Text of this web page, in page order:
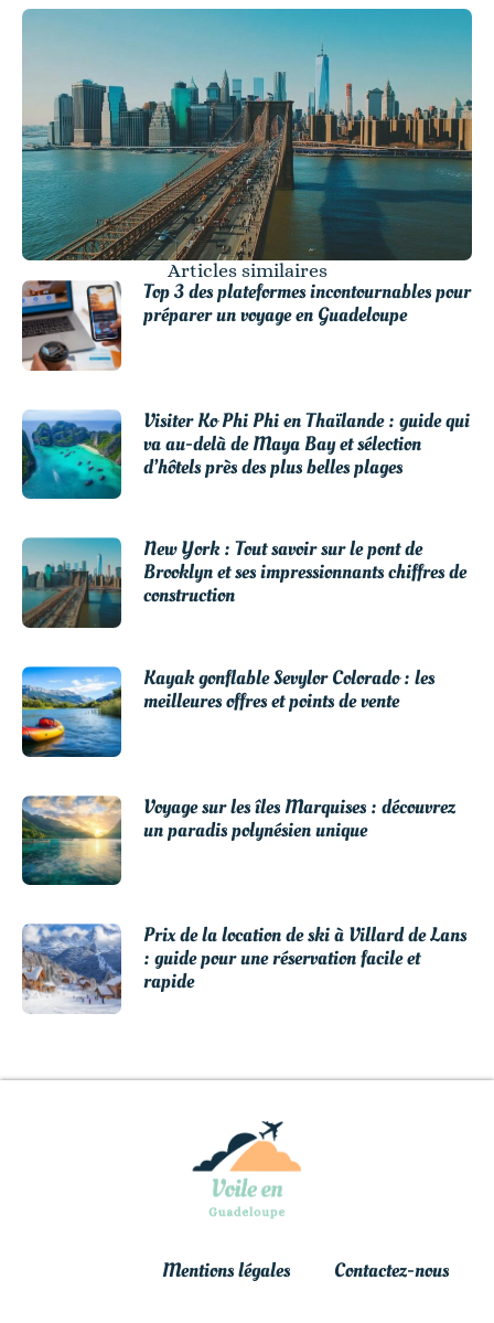
Articles similaires
Top 3 des plateformes incontournables pour
préparer un voyage en Guadeloupe
Visiter Ko Phi Phi en Thaïlande : guide qui
va au-delà de Maya Bay et sélection
d’hôtels près des plus belles plages
New York : Tout savoir sur le pont de
Brooklyn et ses impressionnants chiffres de
construction
Kayak gonflable Sevylor Colorado : les
meilleures offres et points de vente
Voyage sur les îles Marquises : découvrez
un paradis polynésien unique
Prix de la location de ski à Villard de Lans
: guide pour une réservation facile et
rapide
Mentions légales Contactez-nous